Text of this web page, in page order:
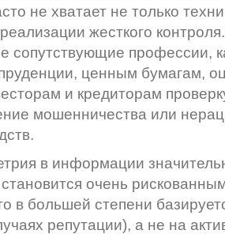
не хватает не только
жесткого
сопутствующие профессии,
ценным бумагам,
и кредиторам
мошенничества или
в информации
очень
в большей степени
репутации), а не на